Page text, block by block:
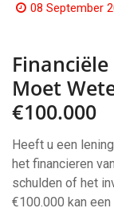
08 September
Moet
€100.000
Heeft u een
het financieren
schulden of het
€100.000 kan